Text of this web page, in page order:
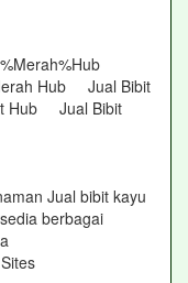
Hub Jual Bibit
Hub Jual Bibit
Jual bibit kayu
berbagai